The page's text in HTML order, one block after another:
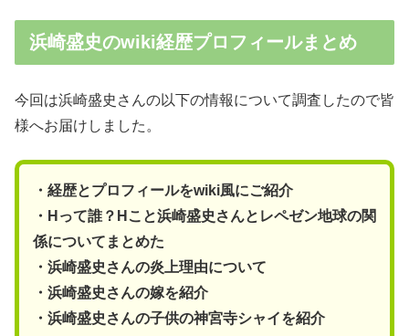
浜崎盛史のwiki経歴プロフィールまとめ
今回は浜崎盛史さんの以下の情報について調査したので皆
様へお届けしました。
・経歴とプロフィールをwiki風にご紹介
・Hって誰？Hこと浜崎盛史さんとレペゼン地球の関
係についてまとめた
・浜崎盛史さんの炎上理由について
・浜崎盛史さんの嫁を紹介
・浜崎盛史さんの子供の神宮寺シャイを紹介